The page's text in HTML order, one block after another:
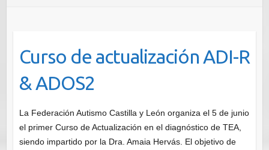
Curso de actualización ADI-R
& ADOS2
La Federación Autismo Castilla y León organiza el 5 de junio
el primer Curso de Actualización en el diagnóstico de TEA,
siendo impartido por la Dra. Amaia Hervás. El objetivo de